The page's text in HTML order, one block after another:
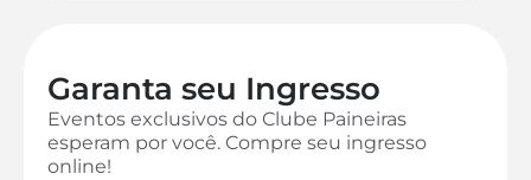
Garanta seu Ingresso
Eventos exclusivos do Clube Paineiras
esperam por você. Compre seu ingresso
online!